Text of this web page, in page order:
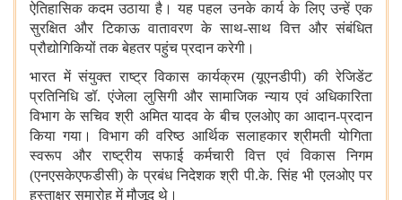
ऐतिहासिक कदम उठाया है। यह पहल उनके कार्य के लिए उन्‍हें एक
सुरक्षित और टिकाऊ वातावरण के साथ-साथ वित्त और संबंधित
प्रौद्योगिकियों तक बेहतर पहुंच प्रदान करेगी।
भारत में संयुक्त राष्ट्र विकास कार्यक्रम (यूएनडीपी) की रेजिडेंट
प्रतिनिधि डॉ. एंजेला लुसिगी और सामाजिक न्याय एवं अधिकारिता
विभाग के सचिव श्री अमित यादव के बीच एलओए का आदान-प्रदान
किया गया। विभाग की वरिष्ठ आर्थिक सलाहकार श्रीमती योगिता
स्वरूप और राष्ट्रीय सफाई कर्मचारी वित्त एवं विकास निगम
(एनएसकेएफडीसी) के प्रबंध निदेशक श्री पी.के. सिंह भी एलओए पर
हस्ताक्षर समारोह में मौजूद थे।